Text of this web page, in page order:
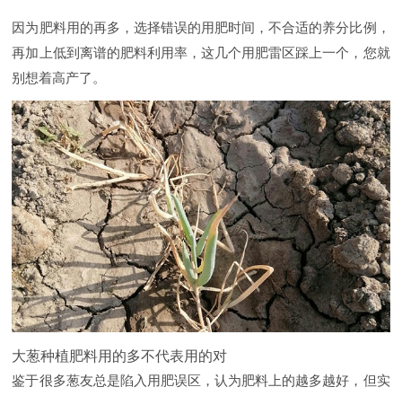
因为肥料用的再多，选择错误的用肥时间，不合适的养分比例，
再加上低到离谱的肥料利用率，这几个用肥雷区踩上一个，您就
别想着高产了。
大葱种植肥料用的多不代表用的对
鉴于很多葱友总是陷入用肥误区，认为肥料上的越多越好，但实